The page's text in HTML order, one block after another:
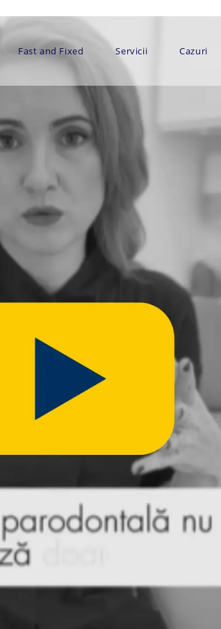
Fast and Fixed Servicii Cazuri